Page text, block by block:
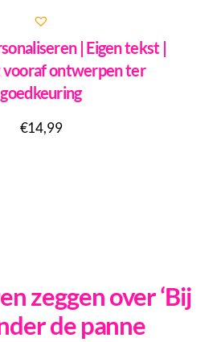
| Eigen tekst |
ontwerpen ter
goedkeuring
€14,99
zeggen over ‘Bij
de panne